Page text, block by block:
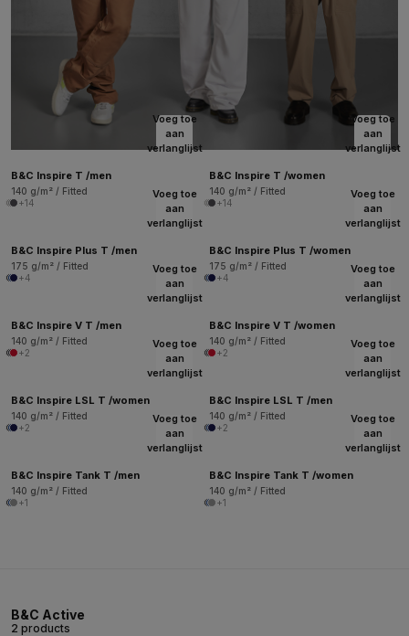
Voeg toe
aan
verlanglijst
B&C Inspire T /men
140 g/m² / Fitted
+14
Voeg toe
aan
verlanglijst
B&C Inspire T /women
140 g/m² / Fitted
+14
Voeg toe
aan
verlanglijst
B&C Inspire Plus T /men
175 g/m² / Fitted
+4
Voeg toe
aan
verlanglijst
B&C Inspire Plus T /women
175 g/m² / Fitted
+4
Voeg toe
aan
verlanglijst
B&C Inspire V T /men
140 g/m² / Fitted
+2
Voeg toe
aan
verlanglijst
B&C Inspire V T /women
140 g/m² / Fitted
+2
Voeg toe
aan
verlanglijst
B&C Inspire LSL T /women
140 g/m² / Fitted
+2
Voeg toe
aan
verlanglijst
B&C Inspire LSL T /men
140 g/m² / Fitted
+2
Voeg toe
aan
verlanglijst
B&C Inspire Tank T /men
140 g/m² / Fitted
+1
Voeg toe
aan
verlanglijst
B&C Inspire Tank T /women
140 g/m² / Fitted
+1
B&C Active
2 products